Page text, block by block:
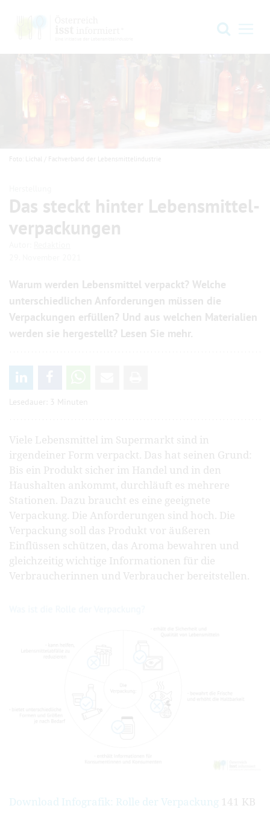
Suche
Foto: Lichal / Fachverband der Lebensmittelindustrie
Das steckt hinter Lebens­mit­tel­
verpackungen
Warum werden Lebensmittel verpackt? Welche
unterschiedlichen Anforderungen müssen die
Verpackungen erfüllen? Und aus welchen Materialien
werden sie hergestellt? Lesen Sie mehr.
Lesedauer: 3 Minuten
Viele Lebensmittel im Supermarkt sind in
irgendeiner Form verpackt. Das hat seinen Grund:
Bis ein Produkt sicher im Handel und in den
Haushalten ankommt, durchläuft es mehrere
Stationen. Dazu braucht es eine geeignete
Verpackung. Die Anforderungen sind hoch. Die
Verpackung soll das Produkt vor äußeren
Einflüssen schützen, das Aroma bewahren und
gleichzeitig wichtige Informationen für die
Verbraucherinnen und Verbraucher bereitstellen.
Download Infografik: Rolle der Verpackung 141 KB